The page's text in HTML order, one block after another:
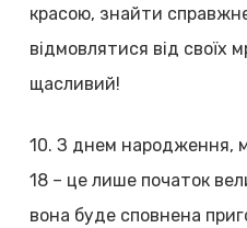
красою, знайти
відмовлятися від своїх
щасливий!
10. З днем народження,
18 – це лише початок
вона буде сповнена